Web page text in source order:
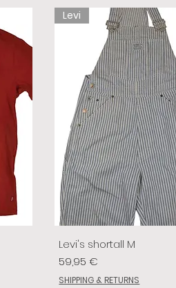
Levi
Levi's shortall M
Prix
59,95 €
SHIPPING & RETURNS